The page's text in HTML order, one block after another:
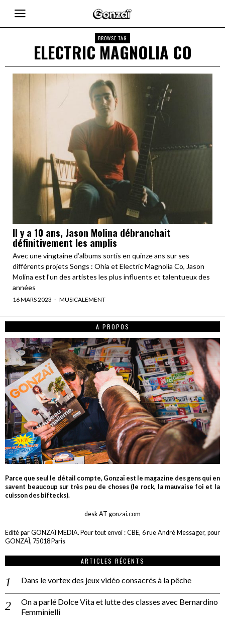
BROWSE TAG
ELECTRIC MAGNOLIA CO
Il y a 10 ans, Jason Molina débranchait
définitivement les amplis
Avec une vingtaine d’albums sortis en quinze ans sur ses
différents projets Songs : Ohia et Electric Magnolia Co, Jason
Molina est l’un des artistes les plus influents et talentueux des
années
16 MARS 2023 MUSICALEMENT
A PROPOS
Parce que seul le détail compte, Gonzaï est le magazine des gens qui en
savent beaucoup sur très peu de choses (le rock, la mauvaise foi et la
cuisson des biftecks).
desk AT gonzai.com
Edité par GONZAÏ MEDIA. Pour tout envoi : CBE, 6 rue André Messager, pour
GONZAÏ, 75018 Paris
ARTICLES RÉCENTS
Dans le vortex des jeux vidéo consacrés à la pêche
On a parlé Dolce Vita et lutte des classes avec Bernardino
Femminielli